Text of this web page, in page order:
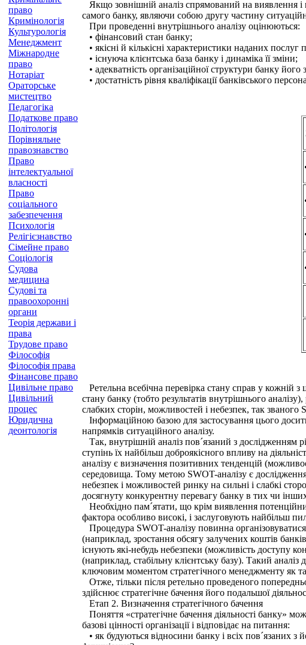
право
Кримінологія
Культурологія
Менеджмент
Міжнародне
право
Нотаріат
Ораторське
мистецтво
Педагогіка
Податкове право
Політологія
Порівняльне
правознавство
Право
інтелектуальної
власності
Право
соціального
забезпечення
Психологія
Релігієзнавство
Сімейне право
Соціологія
Судова
медицина
Судові та
правоохоронні
органи
Теорія держави і
права
Трудове право
Філософія
Філософія права
Фінансове право
Цивільне право
Цивільний
процес
Юридична
деонтологія
Якщо зовнішній аналіз спрямований на виявлення і
самого банку, являючи собою другу частину
При проведенні внутрішнього аналізу оцінюються:
• фінансовий стан банку;
• якісні й кількісні характеристики наданих
• існуюча клієнтська база банку і динаміка її зміни;
• адекватність організаційної структури банку його
• достатність рівня кваліфікації банківського
Ретельна всебічна перевірка стану справ у кожній
стану банку (тобто ре­зультатів внутрішнього
слабких сторін, можливостей і небезпек, так званого
Інформаційною базою для застосування цього
напрямків ситуаційного аналізу.
Так, внутрішній аналіз пов´язаний з дослідженням
ступінь їх найбільш доброякісного впливу на
аналізу є визначення позитивних тен­денцій
середовища. Тому метою SWOT-аналізу є
небезпек і мож­ливостей ринку на сильні і слабкі
досягнуту конкурентну перевагу банку в тих чи
Необхідно пам´ятати, що крім виявлення
фактора особливо ви­сокі, і заслуговують найбільш
Процедура SWOT-аналізу повинна
(наприклад, зростання обсягу залучених коштів
існують які-небудь небезпеки (можливість доступу
(наприклад, ста­більну клієнтську базу). Такий аналіз
ключовим моментом стратегічного менедж­менту як
Отже, тільки після ретельно проведеного
здійснює стратегічне бачення його подальшої
Етап 2. Визначення стратегічного бачення
Поняття «стратегічне бачення діяльності банку»
базові цінності органі­зації і відповідає на питання:
• як будуються відносини банку і всіх пов´язаних з